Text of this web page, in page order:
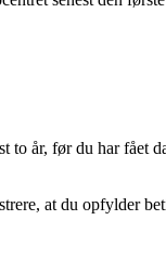
år, før du har fået
at du opfylder